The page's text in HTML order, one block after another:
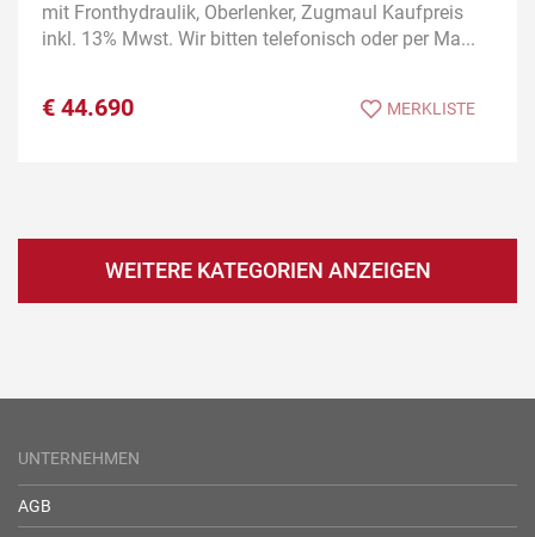
mit Fronthydraulik, Oberlenker, Zugmaul Kaufpreis
inkl. 13% Mwst. Wir bitten telefonisch oder per Ma...
€ 44.690 MERKLISTE
WEITERE KATEGORIEN ANZEIGEN
UNTERNEHMEN
AGB